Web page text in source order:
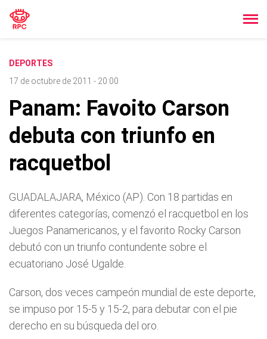
DEPORTES
17 de octubre de 2011 - 20:00
Panam: Favoito Carson
debuta con triunfo en
racquetbol
GUADALAJARA, México (AP). Con 18 partidas en
diferentes categorí­as, comenzó el racquetbol en los
Juegos Panamericanos, y el favorito Rocky Carson
debutó con un triunfo contundente sobre el
ecuatoriano José Ugalde.
Carson, dos veces campeón mundial de este deporte,
se impuso por 15-5 y 15-2, para debutar con el pie
derecho en su búsqueda del oro.